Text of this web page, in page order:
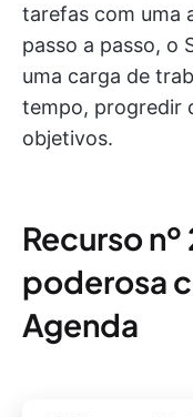
tarefas com uma
passo a passo, o
uma carga de
tempo, progredir
objetivos.
Recurso
poderosa
Agenda